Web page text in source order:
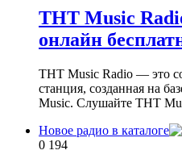
ТНТ Music
онлайн
ТНТ Music Radio — это
станция, созданная на
Music. Слушайте ТНТ
Новое радио в каталоге
0 194